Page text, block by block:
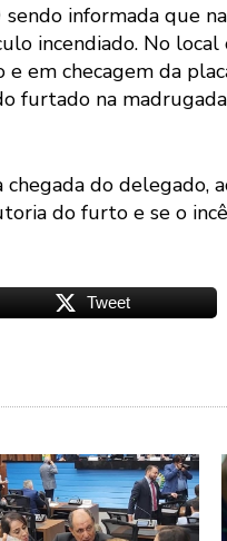
informada que
incendiado. No
em checagem da
furtado na
do delegado,
do furto e se o
Tweet